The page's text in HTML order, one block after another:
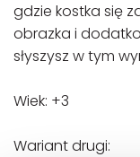
gdzie kostka się
obrazka i
słyszysz w tym
Wiek: +3
Wariant drugi: